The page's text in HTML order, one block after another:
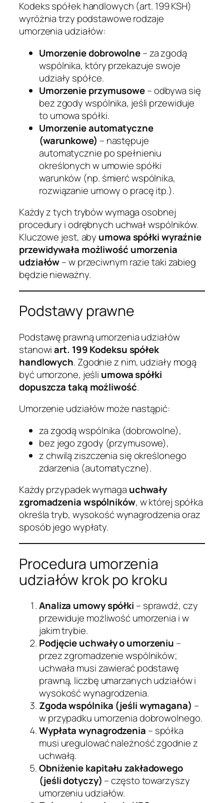
Kodeks spółek handlowych (art. 199 KSH)
wyróżnia trzy podstawowe rodzaje
umorzenia udziałów:
Umorzenie dobrowolne– za zgodą
wspólnika, który przekazuje swoje
udziały spółce.
Umorzenie przymusowe– odbywa się
bez zgody wspólnika, jeśli przewiduje
to umowa spółki.
Umorzenie automatyczne
(warunkowe) – następuje
automatycznie po spełnieniu
określonych w umowie spółki
warunków (np. śmierć wspólnika,
rozwiązanie umowy o pracę itp.).
Każdy z tych trybów wymaga osobnej
procedury i odrębnych uchwał wspólników.
Kluczowe jest, aby umowa spółki wyraźnie
przewidywała możliwość umorzenia
udziałów– w przeciwnym razie taki zabieg
będzie nieważny.
Podstawy prawne
Podstawę prawną umorzenia udziałów
stanowiart. 199 Kodeksu spółek
handlowych. Zgodnie z nim, udziały mogą
być umorzone, jeśli umowa spółki
dopuszcza taką możliwość.
Umorzenie udziałów może nastąpić:
za zgodą wspólnika (dobrowolne),
bez jego zgody (przymusowe),
z chwilą ziszczenia się określonego
zdarzenia (automatyczne).
Każdy przypadek wymaga uchwały
zgromadzenia wspólników, w której spółka
określa tryb, wysokość wynagrodzenia oraz
sposób jego wypłaty.
Procedura umorzenia
udziałów krok po kroku
Analiza umowy spółki – sprawdź, czy
przewiduje możliwość umorzenia i w
jakim trybie.
Podjęcie uchwały o umorzeniu –
przez zgromadzenie wspólników;
uchwała musi zawierać podstawę
prawną, liczbę umarzanych udziałów i
wysokość wynagrodzenia.
Zgoda wspólnika (jeśli wymagana) –
w przypadku umorzenia dobrowolnego.
Wypłata wynagrodzenia – spółka
musi uregulować należność zgodnie z
uchwałą.
Obniżenie kapitału zakładowego
(jeśli dotyczy) – często towarzyszy
umorzeniu udziałów.